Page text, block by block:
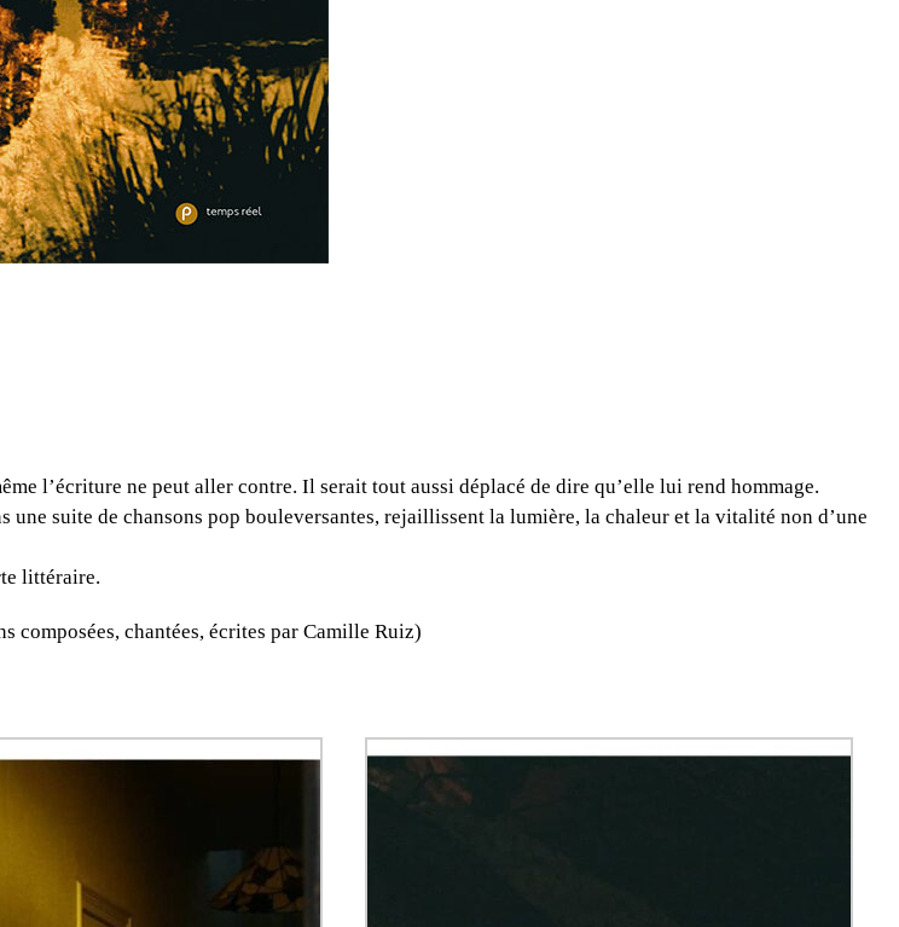
l’écriture ne peut aller contre. Il serait tout aussi déplacé de dire qu’elle lui rend hommage.
une suite de chansons pop bouleversantes, rejaillissent la lumière, la chaleur et la vitalité non d’une
littéraire.
composées, chantées, écrites par Camille Ruiz)